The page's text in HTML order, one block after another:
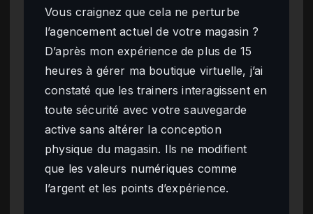
Vous craignez que cela ne perturbe
l’agencement actuel de votre magasin ?
D’après mon expérience de plus de 15
heures à gérer ma boutique virtuelle, j’ai
constaté que les trainers interagissent en
toute sécurité avec votre sauvegarde
active sans altérer la conception
physique du magasin. Ils ne modifient
que les valeurs numériques comme
l’argent et les points d’expérience.